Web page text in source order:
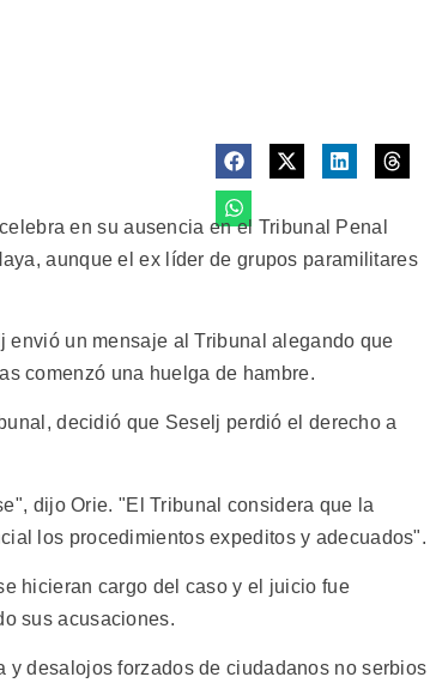
en su ausencia en el Tribunal Penal
aunque el ex líder de grupos paramilitares
un mensaje al Tribunal alegando que
comenzó una huelga de hambre.
decidió que Seselj perdió el derecho a
dijo Orie. "El Tribunal considera que la
los procedimientos expeditos y adecuados".
hicieran cargo del caso y el juicio fue
sus acusaciones.
y desalojos forzados de ciudadanos no serbios